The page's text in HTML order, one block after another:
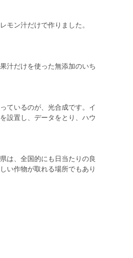
モン汁だけで作りました。
汁だけを使った無添加のいち
ているのが、光合成です。イ
設置し、データをとり、ハウ
は、全国的にも日当たりの良
い作物が取れる場所でもあり